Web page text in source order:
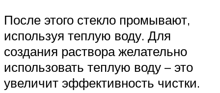
После этого стекло промывают,
используя теплую воду. Для
создания раствора желательно
использовать теплую воду – это
увеличит эффективность чистки.